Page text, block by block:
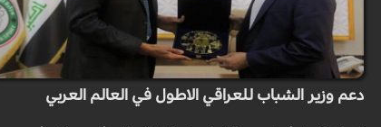
دعم وزير الشباب للعراقي الاطول في العالم العربي